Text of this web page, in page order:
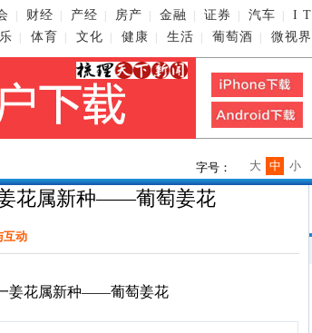
财经 产经 房产 金融 证券 汽车 I T
体育 文化 健康 生活 葡萄酒 微视界
字号： 小
中
大
花属新种——葡萄姜花
互动